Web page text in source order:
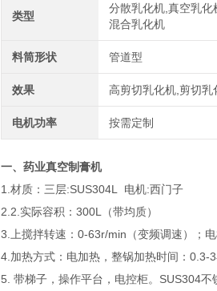
类型
分散乳化机,真空乳化
混合乳化机
料筒形状 管道型
效果 高剪切乳化机,剪切乳
电机功率 按需定制
一、 药业真空制膏机
1.材质：三层:SUS304L 电机:西门子
2.2.实际容积：300L（带均质）
3.上搅拌转速：0-63r/min（变频调速）；
4.加热方式：电加热，整锅加热时间：0.3-
5. 带梯子，操作平台，电控柜。SUS304